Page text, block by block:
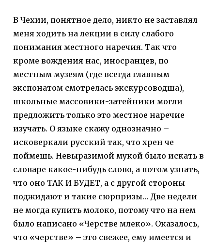
В Чехии, понятное дело, никто не заставлял
меня ходить на лекции в силу слабого
понимания местного наречия. Так что
кроме вождения нас, иносранцев, по
местным музеям (где всегда главным
экспонатом смотрелась экскурсоводша),
школьные массовики-затейники могли
предложить только это местное наречие
изучать. О языке скажу однозначно –
исковеркали русский так, что хрен че
поймешь. Невыразимой мукой было искать в
словаре какое-нибудь слово, а потом узнать,
что оно ТАК И БУДЕТ, а с другой стороны
поджидают и такие сюрпризы… Две недели
не могда купить молоко, потому что на нем
было написано «Черстве млеко». Оказалось,
что «черстве» – это свежее, ему имеется и